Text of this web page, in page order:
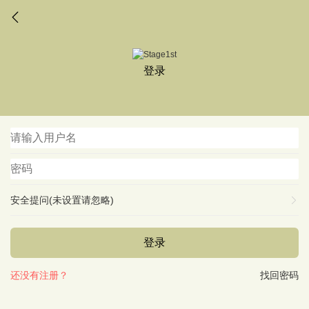
登录
安全提问(未设置请忽略)
登录
找回密码
还没有注册？